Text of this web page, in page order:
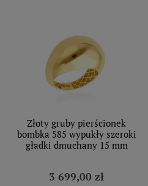
Złoty gruby pierścionek
bombka 585 wypukły szeroki
gładki dmuchany 15 mm
3 699,00 zł